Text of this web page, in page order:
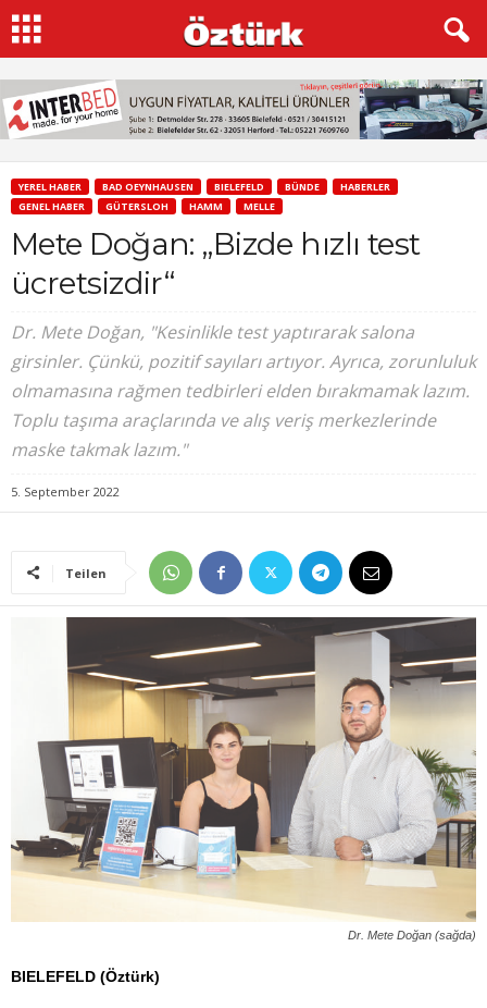
YEREL HABER BAD OEYNHAUSEN BIELEFELD BÜNDE
HABERLER
GENEL HABER
GÜTERSLOH HAMM MELLE
Mete Doğan: „Bizde hızlı test
ücretsizdir“
Dr. Mete Doğan, "Kesinlikle test yaptırarak salona
girsinler. Çünkü, pozitif sayıları artıyor. Ayrıca, zorunluluk
olmamasına rağmen tedbirleri elden bırakmamak lazım.
Toplu taşıma araçlarında ve alış veriş merkezlerinde
maske takmak lazım."
5. September 2022
Teilen
Dr. Mete Doğan (sağda)
BIELEFELD (Öztürk)